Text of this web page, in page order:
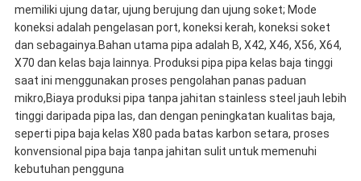
memiliki ujung datar, ujung berujung dan ujung soket; Mode
koneksi adalah pengelasan port, koneksi kerah, koneksi soket
dan sebagainya.Bahan utama pipa adalah B, X42, X46, X56, X64,
X70 dan kelas baja lainnya. Produksi pipa pipa kelas baja tinggi
saat ini menggunakan proses pengolahan panas paduan
mikro,Biaya produksi pipa tanpa jahitan stainless steel jauh lebih
tinggi daripada pipa las, dan dengan peningkatan kualitas baja,
seperti pipa baja kelas X80 pada batas karbon setara, proses
konvensional pipa baja tanpa jahitan sulit untuk memenuhi
kebutuhan pengguna